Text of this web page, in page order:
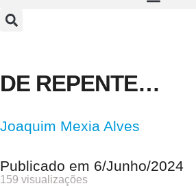
DE REPENTE…
Joaquim Mexia Alves
Publicado em 6/Junho/2024
159 visualizações